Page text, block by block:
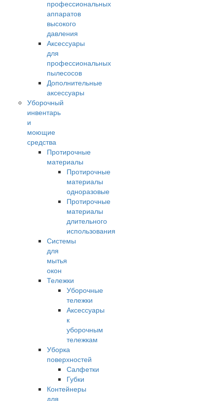
профессиональных
аппаратов
высокого
давления
Аксессуары
для
профессиональных
пылесосов
Дополнительные
аксессуары
Уборочный
инвентарь
и
моющие
средства
Протирочные
материалы
Протирочные
материалы
одноразовые
Протирочные
материалы
длительного
использования
Системы
для
мытья
окон
Тележки
Уборочные
тележки
Аксессуары
к
уборочным
тележкам
Уборка
поверхностей
Салфетки
Губки
Контейнеры
для